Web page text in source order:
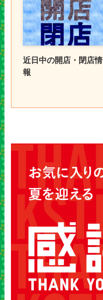
近日中の開店・閉店情
報